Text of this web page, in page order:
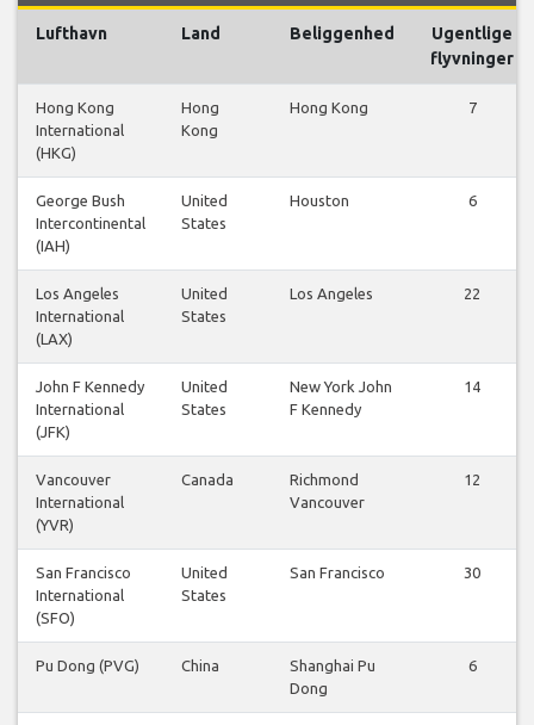
Lufthavn Land Beliggenhed
Ugentlige
flyvninger
Hong Kong
International
(HKG)
Hong
Kong
Hong Kong 7
George Bush
Intercontinental
(IAH)
United
States
Houston 6
Los Angeles
International
(LAX)
United
States
Los Angeles 22
John F Kennedy
International
(JFK)
United
States
New York John
F Kennedy
14
Vancouver
International
(YVR)
Canada
Richmond
Vancouver
12
San Francisco
International
(SFO)
United
States
San Francisco 30
Pu Dong (PVG) China
Shanghai Pu
Dong
6